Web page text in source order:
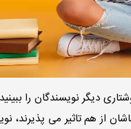
دیگر نویسندگان را ببینید
از هم تاثیر می پذیرند،